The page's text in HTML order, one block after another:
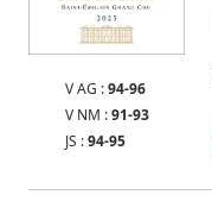
V AG :94-96
V NM :91-93
JS :94-95